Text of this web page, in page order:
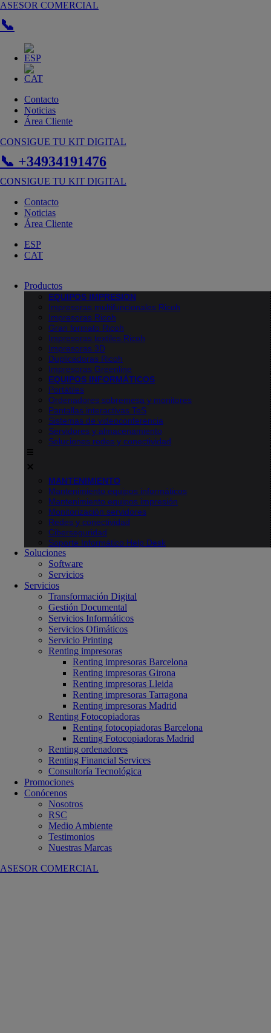
Ir
contenido
ASESOR COMERCIAL
📞
Contacto
Noticias
Área Cliente
CONSIGUE TU KIT DIGITAL
📞 +34934191476
CONSIGUE TU KIT DIGITAL
Contacto
Noticias
Área Cliente
ESP
CAT
Productos
EQUIPOS IMPRESION
Impresoras multifuncionales Ricoh
Impresoras Ricoh
Gran formato Ricoh
Impresoras textiles Ricoh
Impresoras 3D
Duplicadoras Ricoh
Impresoras Greenline
EQUIPOS INFORMÁTICOS
Portátiles
Ordenadores sobremesa y monitores
Pantallas interactivas TeS
Sistemas de videoconferencia
Servidores y almacenamiento
Soluciones redes y conectividad
MANTENIMIENTO
Mantenimiento equipos informáticos
Mantenimiento equipos impresión
Monitorización servidores
Redes y conectividad
Ciberseguridad
Soporte Informático Help Desk
Soluciones
Software
Servicios
Servicios
Transformación Digital
Gestión Documental
Servicios Informáticos
Servicios Ofimáticos
Servicio Printing
Renting impresoras
Renting impresoras Barcelona
Renting impresoras Girona
Renting impresoras Lleida
Renting impresoras Tarragona
Renting impresoras Madrid
Renting Fotocopiadoras
Renting fotocopiadoras Barcelona
Renting Fotocopiadoras Madrid
Renting ordenadores
Renting Financial Services
Consultoría Tecnológica
Promociones
Conócenos
Nosotros
RSC
Medio Ambiente
Testimonios
Nuestras Marcas
ASESOR COMERCIAL